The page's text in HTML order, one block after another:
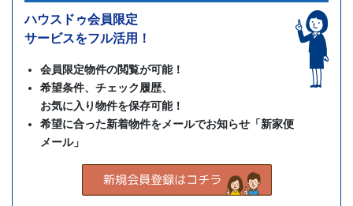
ハウスドゥ会員限定
サービスをフル活用！
会員限定物件の閲覧が可能！
希望条件、チェック履歴、
お気に入り物件を保存可能！
希望に合った新着物件をメールでお知らせ「新家便
メール」